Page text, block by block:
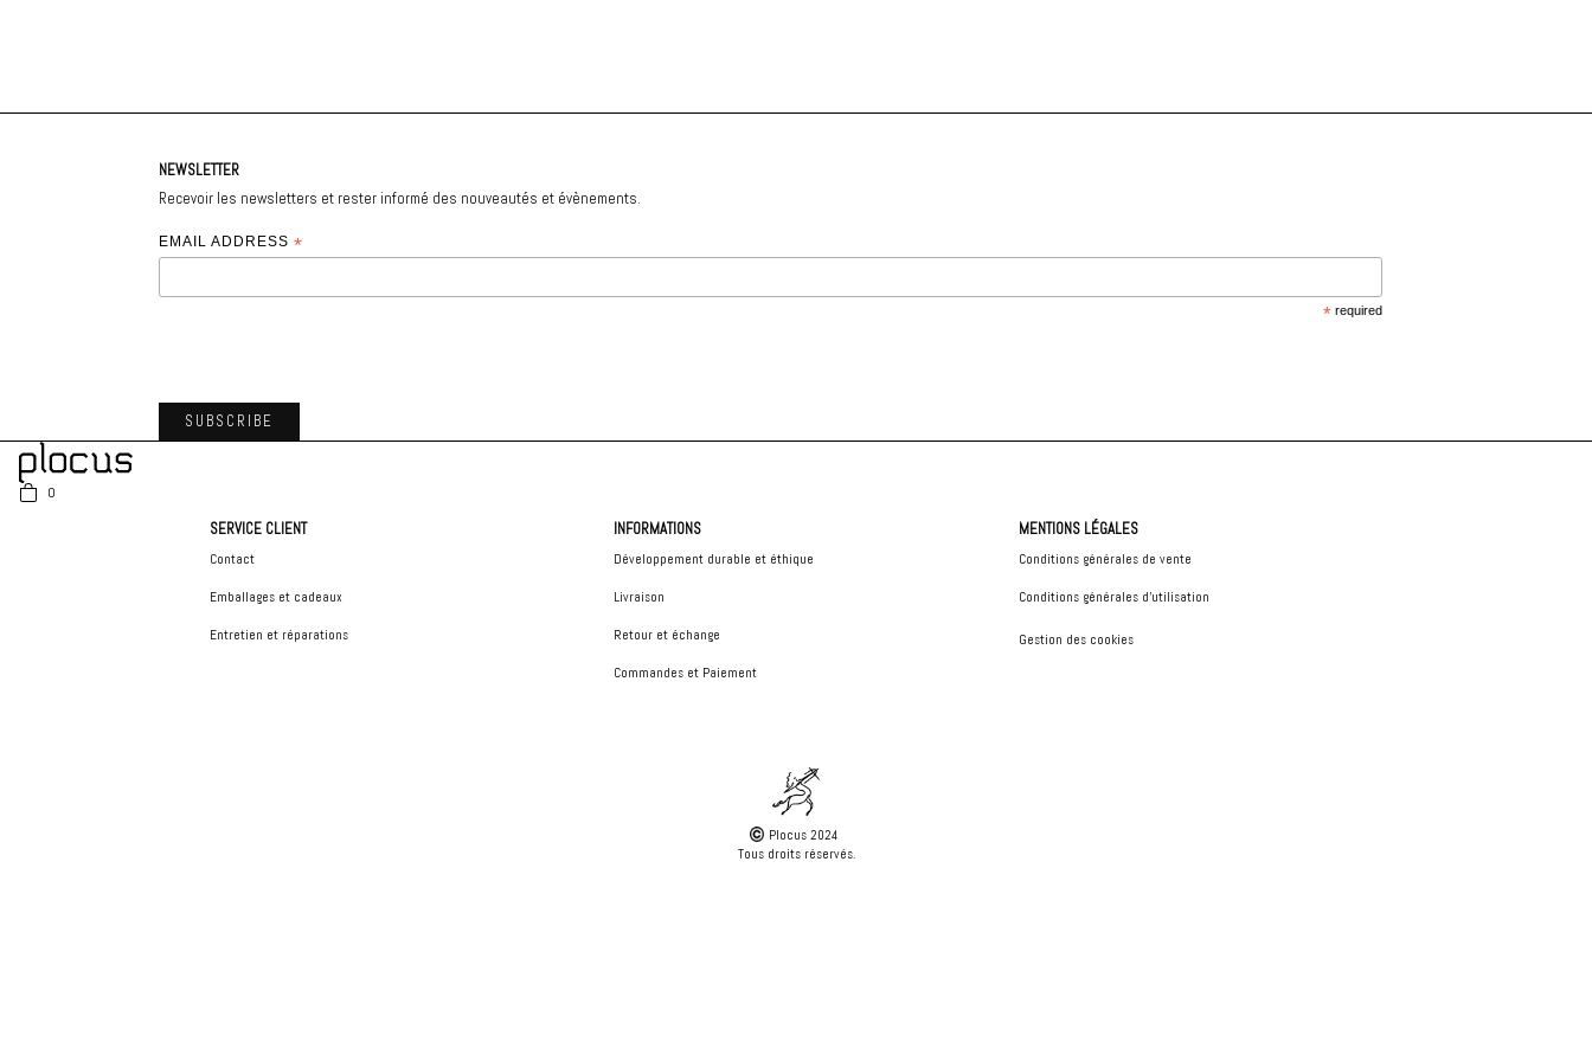
NEWSLETTER
Recevoir les newsletters et rester informé des nouveautés et évènements.
EMAIL ADDRESS*
*required
0
SERVICE CLIENT
Contact
Emballages et cadeaux
Entretien et réparations
INFORMATIONS
Développement durable et éthique
Livraison
Retour et échange
Commandes et Paiement
MENTIONS LÉGALES
Conditions générales de vente
Conditions générales d'utilisation
Gestion des cookies
Plocus 2024
Tous droits réservés.